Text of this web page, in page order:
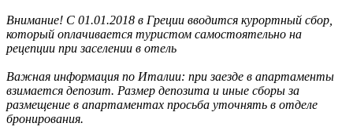
Внимание! С 01.01.2018 в Греции вводится курортный сбор,
который оплачивается туристом самостоятельно на
рецепции при заселении в отель
Важная информация по Италии: при заезде в апартаменты
взимается депозит. Размер депозита и иные сборы за
размещение в апартаментах просьба уточнять в отделе
бронирования.